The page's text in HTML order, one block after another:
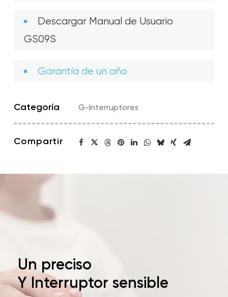
Descargar Manual de Usuario
GS09S
Garantía de un año
Categoría G-Interruptores
Compartir
Un preciso
Y Interruptor sensible